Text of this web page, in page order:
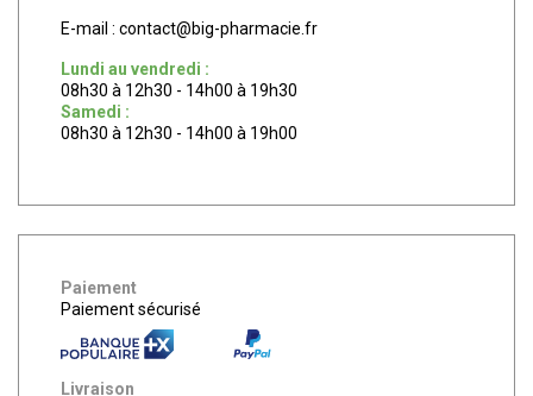
E-mail : contact@big-pharmacie.fr
Lundi au vendredi :
08h30 à 12h30 - 14h00 à 19h30
Samedi :
08h30 à 12h30 - 14h00 à 19h00
Paiement
Paiement sécurisé
Livraison